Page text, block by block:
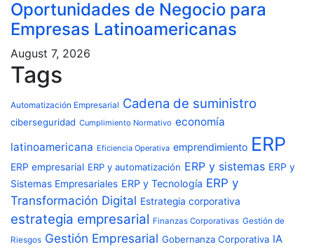
Oportunidades de Negocio para
Empresas Latinoamericanas
August 7, 2026
Tags
Automatización Empresarial Cadena de suministro
ciberseguridad Cumplimiento Normativo economía
latinoamericana Eficiencia Operativa emprendimiento ERP
ERP empresarial ERP y automatización ERP y sistemas ERP y
Sistemas Empresariales ERP y Tecnología ERP y
Transformación Digital Estrategia corporativa
estrategia empresarial Finanzas Corporativas Gestión de
Riesgos Gestión Empresarial Gobernanza Corporativa IA